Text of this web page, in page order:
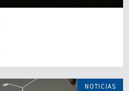
NOTICIAS